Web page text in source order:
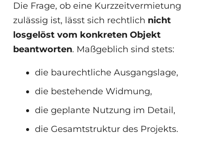
Die Frage, ob eine Kurzzeitvermietung
zulässig ist, lässt sich rechtlich nicht
losgelöst vom konkreten Objekt
beantworten. Maßgeblich sind stets:
die baurechtliche Ausgangslage,
die bestehende Widmung,
die geplante Nutzung im Detail,
die Gesamtstruktur des Projekts.